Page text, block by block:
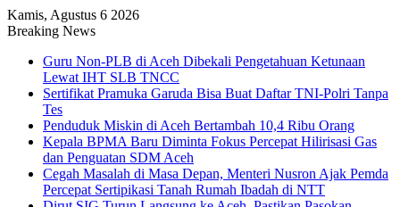
Kamis, Agustus 6 2026
Breaking News
Guru Non-PLB di Aceh Dibekali Pengetahuan Ketunaan
Lewat IHT SLB TNCC
Sertifikat Pramuka Garuda Bisa Buat Daftar TNI-Polri Tanpa
Tes
Penduduk Miskin di Aceh Bertambah 10,4 Ribu Orang
Kepala BPMA Baru Diminta Fokus Percepat Hilirisasi Gas
dan Penguatan SDM Aceh
Cegah Masalah di Masa Depan, Menteri Nusron Ajak Pemda
Percepat Sertipikasi Tanah Rumah Ibadah di NTT